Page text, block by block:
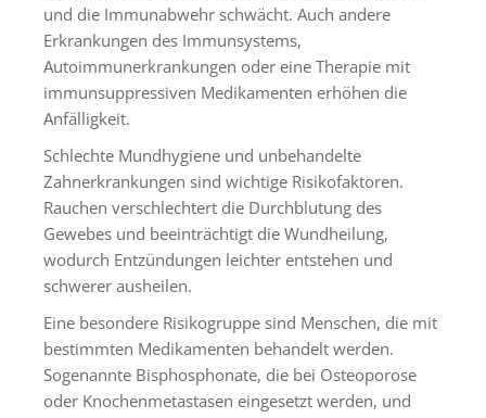
und die Immunabwehr schwächt. Auch andere
Erkrankungen des Immunsystems,
Autoimmunerkrankungen oder eine Therapie mit
immunsuppressiven Medikamenten erhöhen die
Anfälligkeit.
Schlechte Mundhygiene und unbehandelte
Zahnerkrankungen sind wichtige Risikofaktoren.
Rauchen verschlechtert die Durchblutung des
Gewebes und beeinträchtigt die Wundheilung,
wodurch Entzündungen leichter entstehen und
schwerer ausheilen.
Eine besondere Risikogruppe sind Menschen, die mit
bestimmten Medikamenten behandelt werden.
Sogenannte Bisphosphonate, die bei Osteoporose
oder Knochenmetastasen eingesetzt werden, und